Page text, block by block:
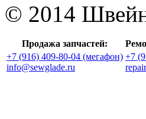
© 2014
Продажа запчастей:
+7 (916) 409-80-04 (мегафон)
info@sewglade.ru
+7